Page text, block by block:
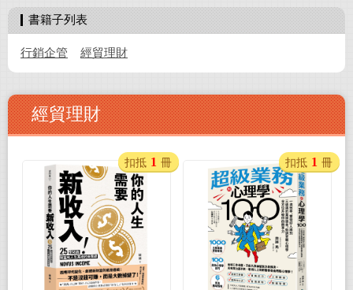
會員專屬
會員儲值方案
書籍子列表
行銷企管 經貿理財
經貿理財
扣抵 1 冊 扣抵 1 冊